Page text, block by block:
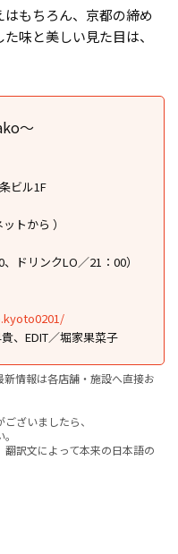
もちろん、京都の締め
味と美しい見た目は、
〜
ビル1F
トから ）
ドリンクLO／21：00）
、EDIT／堀家果菜子
情報は各店舗・施設へ直接お
ざいましたら、
訳文によって本来の日本語の